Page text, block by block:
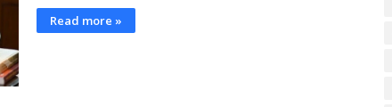
Read more »